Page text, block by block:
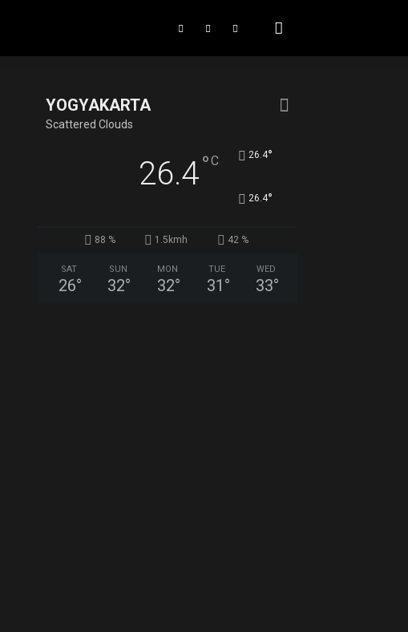
YOGYAKARTA
Scattered Clouds
26.4°C 26.4°
26.4°
88 % 1.5kmh 42 %
SAT
26°
SUN
32°
MON
32°
TUE
31 °
WED
33°